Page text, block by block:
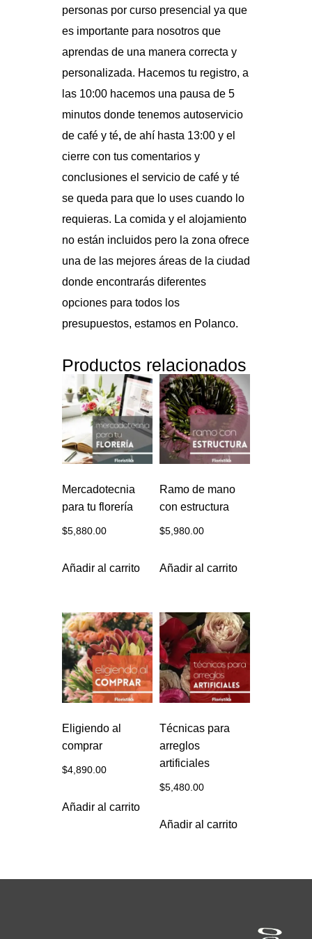
personas por curso presencial ya que
es importante para nosotros que
aprendas de una manera correcta y
personalizada. Hacemos tu registro, a
las 10:00 hacemos una pausa de 5
minutos donde tenemos autoservicio
de café y té, de ahí hasta 13:00 y el
cierre con tus comentarios y
conclusiones el servicio de café y té
se queda para que lo uses cuando lo
requieras. La comida y el alojamiento
no están incluidos pero la zona ofrece
una de las mejores áreas de la ciudad
donde encontrarás diferentes
opciones para todos los
presupuestos, estamos en Polanco.
Productos relacionados
Mercadotecnia
para tu florería
$5,880.00
Añadir al carrito
Ramo de mano
con estructura
$5,980.00
Añadir al carrito
Eligiendo al
comprar
$4,890.00
Añadir al carrito
Técnicas para
arreglos
artificiales
$5,480.00
Añadir al carrito